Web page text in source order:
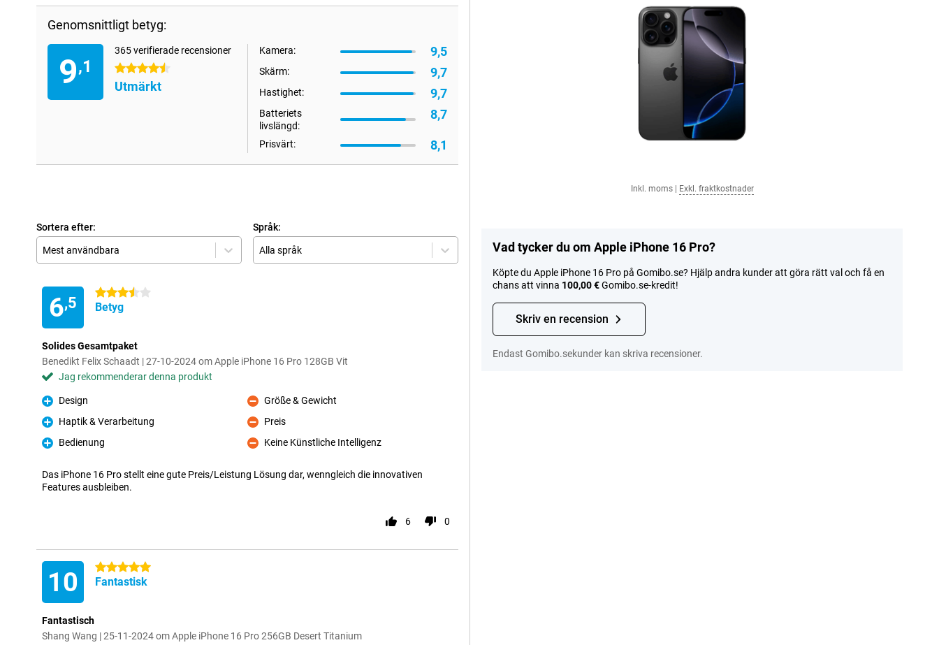
Genomsnittligt betyg:
9,1
365 verifierade recensioner
4.5 stjärnor
Utmärkt
Kamera: 9,5
Skärm: 9,7
Hastighet: 9,7
Batteriets
livslängd:
8,7
Prisvärt: 8,1
Sortera efter:
Mest användbara
Språk:
Alla språk
6,5
3.5 stjärnor
Betyg
Solides Gesamtpaket
Benedikt Felix Schaadt | 27-10-2024 om Apple iPhone 16 Pro 128GB Vit
Jag rekommenderar denna produkt
Fördelar
Design
Fördelar
Haptik & Verarbeitung
Fördelar
Bedienung
Nackdelar
Größe & Gewicht
Nackdelar
Preis
Nackdelar
Keine Künstliche Intelligenz
Das iPhone 16 Pro stellt eine gute Preis/Leistung Lösung dar, wenngleich die innovativen
Features ausbleiben.
6 0
10 5 stjärnor
Fantastisk
Fantastisch
Shang Wang | 25-11-2024 om Apple iPhone 16 Pro 256GB Desert Titanium
Inkl. moms| Exkl. fraktkostnader
Vad tycker du om Apple iPhone 16 Pro?
Köpte du Apple iPhone 16 Pro på Gomibo.se? Hjälp andra kunder att göra rätt val och få en
chans att vinna 100,00 €Gomibo.se-kredit!
Skriv en recension
Endast Gomibo.sekunder kan skriva recensioner.